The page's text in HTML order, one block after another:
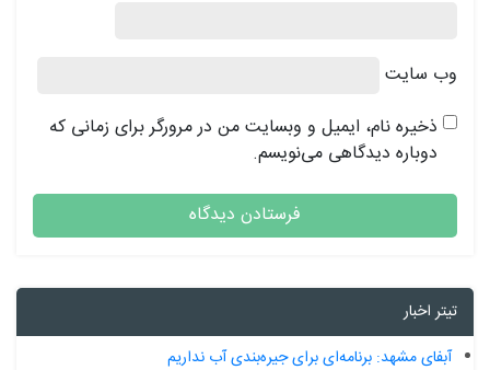
وب‌ سایت
ذخیره نام، ایمیل و وبسایت من در مرورگر برای زمانی که
دوباره دیدگاهی می‌نویسم.
تیتر اخبار
آبفای مشهد: برنامه‌ای برای جیره‌بندی آب نداریم